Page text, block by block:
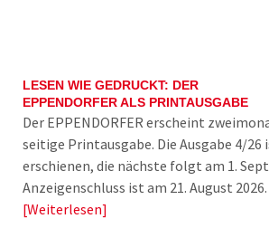
LESEN WIE GEDRUCKT: DER
EPPENDORFER ALS PRINTAUSGABE
Der EPPENDORFER erscheint
seitige Printausgabe. Die Ausgabe 4/26
erschienen, die nächste folgt am 1.
Anzeigenschluss ist am 21. August
Weiterlesen